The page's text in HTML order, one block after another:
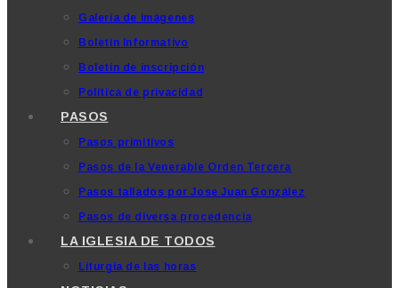
Galería de imágenes
Boletín Informativo
Boletín de inscripción
Política de privacidad
PASOS
Pasos primitivos
Pasos de la Venerable Orden Tercera
Pasos tallados por Jose Juan González
Pasos de diversa procedencia
LA IGLESIA DE TODOS
Liturgia de las horas